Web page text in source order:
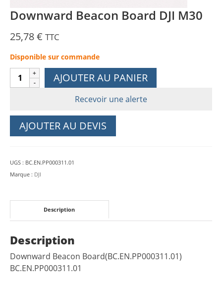
Downward Beacon Board DJI M30
25,78€ TTC
Disponible sur commande
quantité
de
Board
DJI
AJOUTER AU PANIER
Recevoir une alerte
AJOUTER AU DEVIS
UGS : BC.EN.PP000311.01
Marque : DJI
Description
Description
Downward Beacon Board(BC.EN.PP000311.01)
BC.EN.PP000311.01